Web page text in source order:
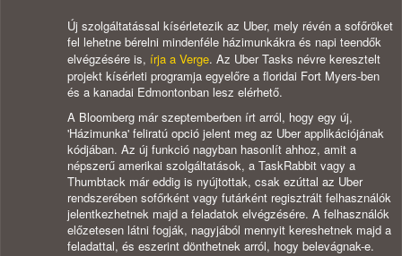
Új szolgáltatással kísérletezik az Uber, mely révén a sofőröket
fel lehetne bérelni mindenféle házimunkákra és napi teendők
elvégzésére is, írja a Verge. Az Uber Tasks névre keresztelt
projekt kísérleti programja egyelőre a floridai Fort Myers-ben
és a kanadai Edmontonban lesz elérhető.
A Bloomberg már szeptemberben írt arról, hogy egy új,
'Házimunka' feliratú opció jelent meg az Uber applikációjának
kódjában. Az új funkció nagyban hasonlít ahhoz, amit a
népszerű amerikai szolgáltatások, a TaskRabbit vagy a
Thumbtack már eddig is nyújtottak, csak ezúttal az Uber
rendszerében sofőrként vagy futárként regisztrált felhasználók
jelentkezhetnek majd a feladatok elvégzésére. A felhasználók
előzetesen látni fogják, nagyjából mennyit kereshetnek majd a
feladattal, és eszerint dönthetnek arról, hogy belevágnak-e.